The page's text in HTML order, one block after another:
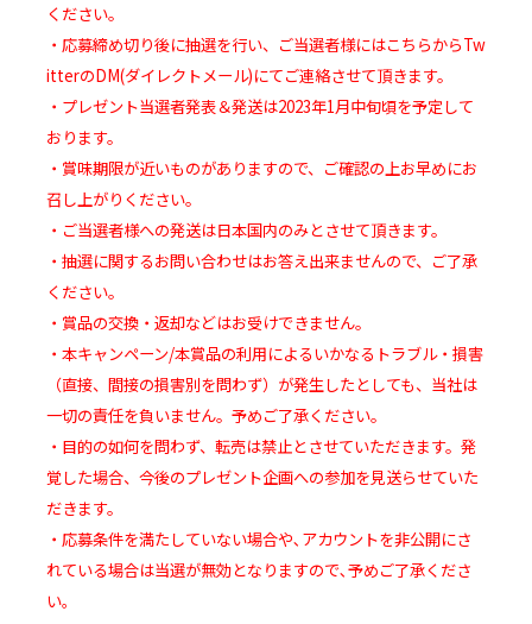
ください。
・応募締め切り後に抽選を行い、ご当選者様にはこちらからTw
itterのDM(ダイレクトメール)にてご連絡させて頂きます。
・プレゼント当選者発表＆発送は2023年1月中旬頃を予定して
おります。
・賞味期限が近いものがありますので、ご確認の上お早めにお
召し上がりください。
・ご当選者様への発送は日本国内のみとさせて頂きます。
・抽選に関するお問い合わせはお答え出来ませんので、ご了承
ください。
・賞品の交換・返却などはお受けできません。
・本キャンペーン/本賞品の利用によるいかなるトラブル・損害
（直接、間接の損害別を問わず）が発生したとしても、当社は
一切の責任を負いません。予めご了承ください。
・目的の如何を問わず、転売は禁止とさせていただきます。発
覚した場合、今後のプレゼント企画への参加を見送らせていた
だきます。
・応募条件を満たしていない場合や､アカウントを非公開にさ
れている場合は当選が無効となりますので､予めご了承くださ
い｡